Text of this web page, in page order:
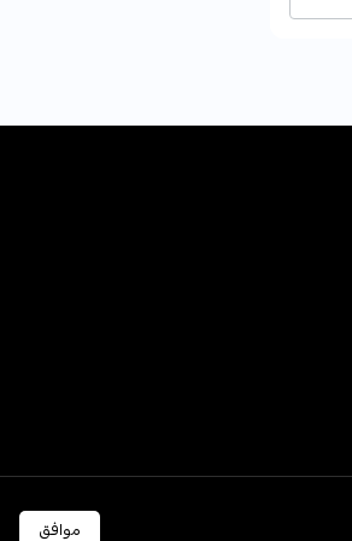
موافق